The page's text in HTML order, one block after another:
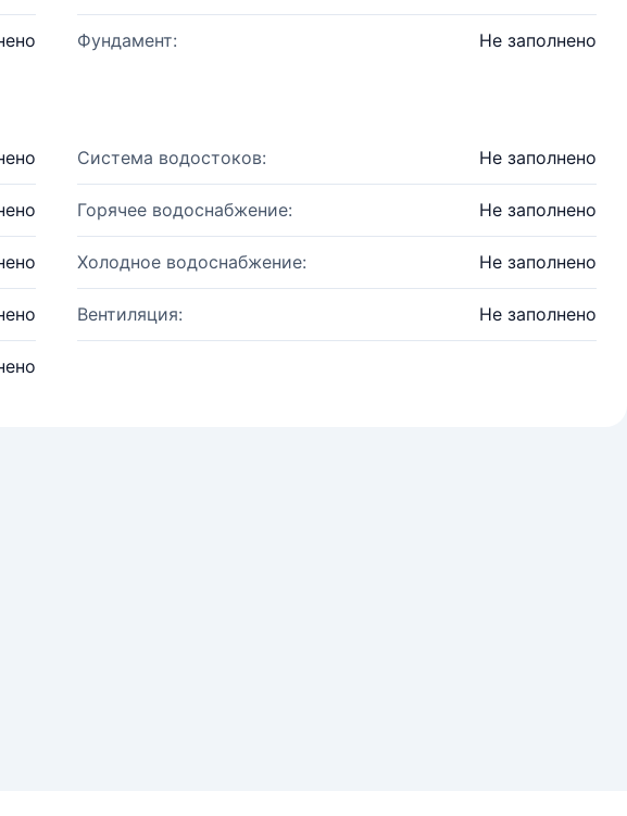
Фундамент: Не заполнено
Система водостоков: Не заполнено
Горячее водоснабжение: Не заполнено
Холодное водоснабжение: Не заполнено
Вентиляция: Не заполнено